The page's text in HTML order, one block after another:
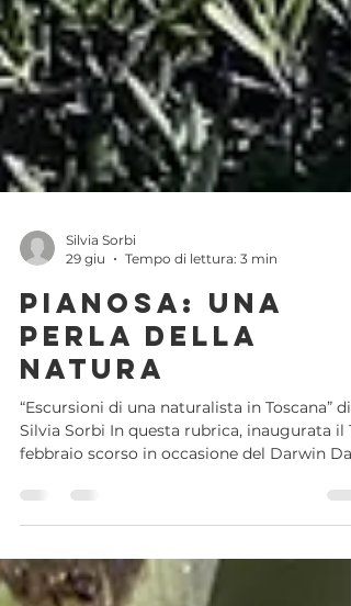
29 giu
Tempo di lettura: 3 min
Pianosa: una
Perla della
Natura
“Escursioni di una naturalista in Toscana” di
febbraio scorso in occasione del Darwin
cercheremo di approcciarci alle nostre
stessa curiosità e lo stesso entusiasmo che
Darwin manifestò in ogni sua esplorazione,